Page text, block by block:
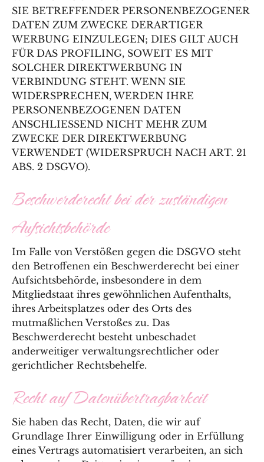
SIE BETREFFENDER PERSONENBEZOGENER
DATEN ZUM ZWECKE DERARTIGER
WERBUNG EINZULEGEN; DIES GILT AUCH
FÜR DAS PROFILING, SOWEIT ES MIT
SOLCHER DIREKTWERBUNG IN
VERBINDUNG STEHT. WENN SIE
WIDERSPRECHEN, WERDEN IHRE
PERSONENBEZOGENEN DATEN
ANSCHLIESSEND NICHT MEHR ZUM
ZWECKE DER DIREKTWERBUNG
VERWENDET (WIDERSPRUCH NACH ART. 21
ABS. 2 DSGVO).
Beschwerde­recht bei der zuständigen
Aufsichts­behörde
Im Falle von Verstößen gegen die DSGVO steht
den Betroffenen ein Beschwerderecht bei einer
Aufsichtsbehörde, insbesondere in dem
Mitgliedstaat ihres gewöhnlichen Aufenthalts,
ihres Arbeitsplatzes oder des Orts des
mutmaßlichen Verstoßes zu. Das
Beschwerderecht besteht unbeschadet
anderweitiger verwaltungsrechtlicher oder
gerichtlicher Rechtsbehelfe.
Recht auf Daten­übertrag­barkeit
Sie haben das Recht, Daten, die wir auf
Grundlage Ihrer Einwilligung oder in Erfüllung
eines Vertrags automatisiert verarbeiten, an sich